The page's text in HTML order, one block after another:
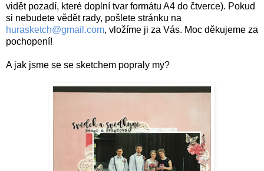
vidět pozadí, které doplní tvar formátu A4 do čtverce). Pokud
si nebudete vědět rady, pošlete stránku na
hurasketch@gmail.com, vložíme ji za Vás. Moc děkujeme za
pochopení!
A jak jsme se se sketchem popraly my?